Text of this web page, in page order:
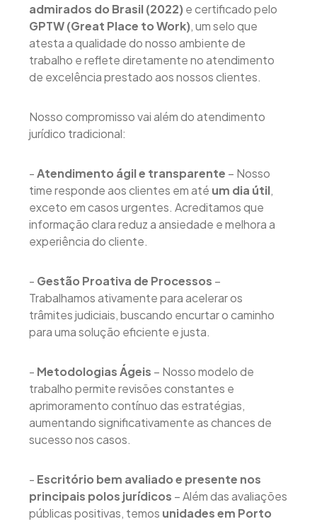
admirados do Brasil (2022) e certificado pelo
GPTW (Great Place to Work), um selo que
atesta a qualidade do nosso ambiente de
trabalho e reflete diretamente no atendimento
de excelência prestado aos nossos clientes.
Nosso compromisso vai além do atendimento
jurídico tradicional:
-Atendimento ágil e transparente – Nosso
time responde aos clientes em até um dia útil,
exceto em casos urgentes. Acreditamos que
informação clara reduz a ansiedade e melhora a
experiência do cliente.
- Gestão Proativa de Processos –
Trabalhamos ativamente para acelerar os
trâmites judiciais, buscando encurtar o caminho
para uma solução eficiente e justa.
- Metodologias Ágeis – Nosso modelo de
trabalho permite revisões constantes e
aprimoramento contínuo das estratégias,
aumentando significativamente as chances de
sucesso nos casos.
- Escritório bem avaliado e presente nos
principais polos jurídicos – Além das avaliações
públicas positivas, temos unidades em Porto